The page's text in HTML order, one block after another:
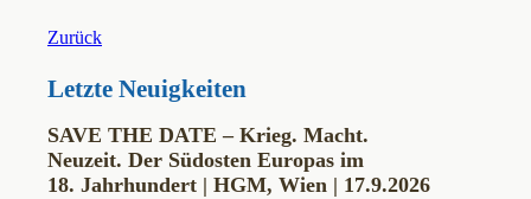
Zurück
Letzte Neuigkeiten
SAVE THE DATE – Krieg. Macht.
Neuzeit. Der Südosten Europas im
18. Jahrhundert | HGM, Wien | 17.9.2026